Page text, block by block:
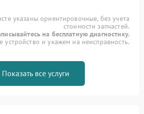
указаны ориентировочные, без учета
стоимости запчастей.
на бесплатную диагностику.
и укажем на неисправность.
Показать все услуги